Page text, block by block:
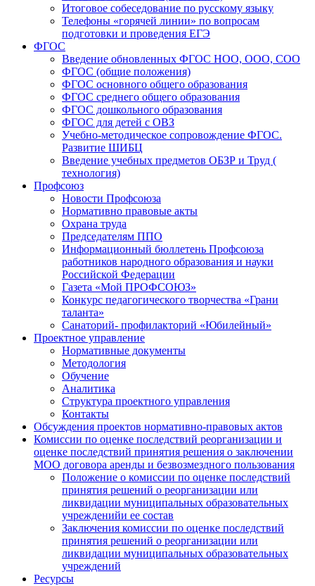
Итоговое собеседование по русскому языку
Телефоны «горячей линии» по вопросам
подготовки и проведения ЕГЭ
ФГОС
Введение обновленных ФГОС НОО, ООО, СОО
ФГОС (общие положения)
ФГОС основного общего образования
ФГОС среднего общего образования
ФГОС дошкольного образования
ФГОС для детей с ОВЗ
Учебно-методическое сопровождение ФГОС.
Развитие ШИБЦ
Введение учебных предметов ОБЗР и Труд (
технология)
Профсоюз
Новости Профсоюза
Нормативно правовые акты
Охрана труда
Председателям ППО
Информационный бюллетень Профсоюза
работников народного образования и науки
Российской Федерации
Газета «Мой ПРОФСОЮЗ»
Конкурс педагогического творчества «Грани
таланта»
Санаторий- профилакторий «Юбилейный»
Проектное управление
Нормативные документы
Методология
Обучение
Аналитика
Структура проектного управления
Контакты
Обсуждения проектов нормативно-правовых актов
Комиссии по оценке последствий реорганизации и
оценке последствий принятия решения о заключении
МОО договора аренды и безвозмездного пользования
Положение о комиссии по оценке последствий
принятия решений о реорганизации или
ликвидации муниципальных образовательных
учрежденийи ее состав
Заключения комиссии по оценке последствий
принятия решений о реорганизации или
ликвидации муниципальных образовательных
учреждений
Ресурсы